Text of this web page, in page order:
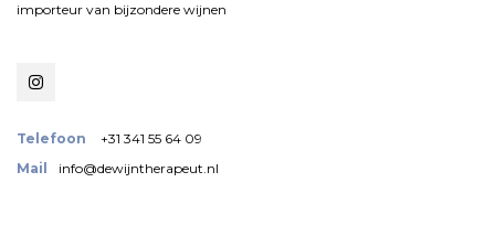
importeur van bijzondere wijnen
Telefoon
+31 341 55 64 09
Mail
info@dewijntherapeut.nl